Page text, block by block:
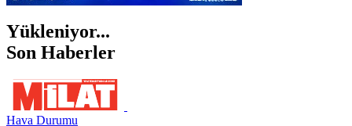
Yükleniyor...
Son Haberler
Hava Durumu